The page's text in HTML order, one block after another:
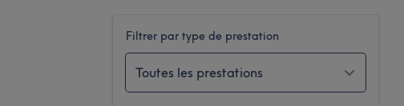
Filtrer par type de prestation
Toutes les prestations